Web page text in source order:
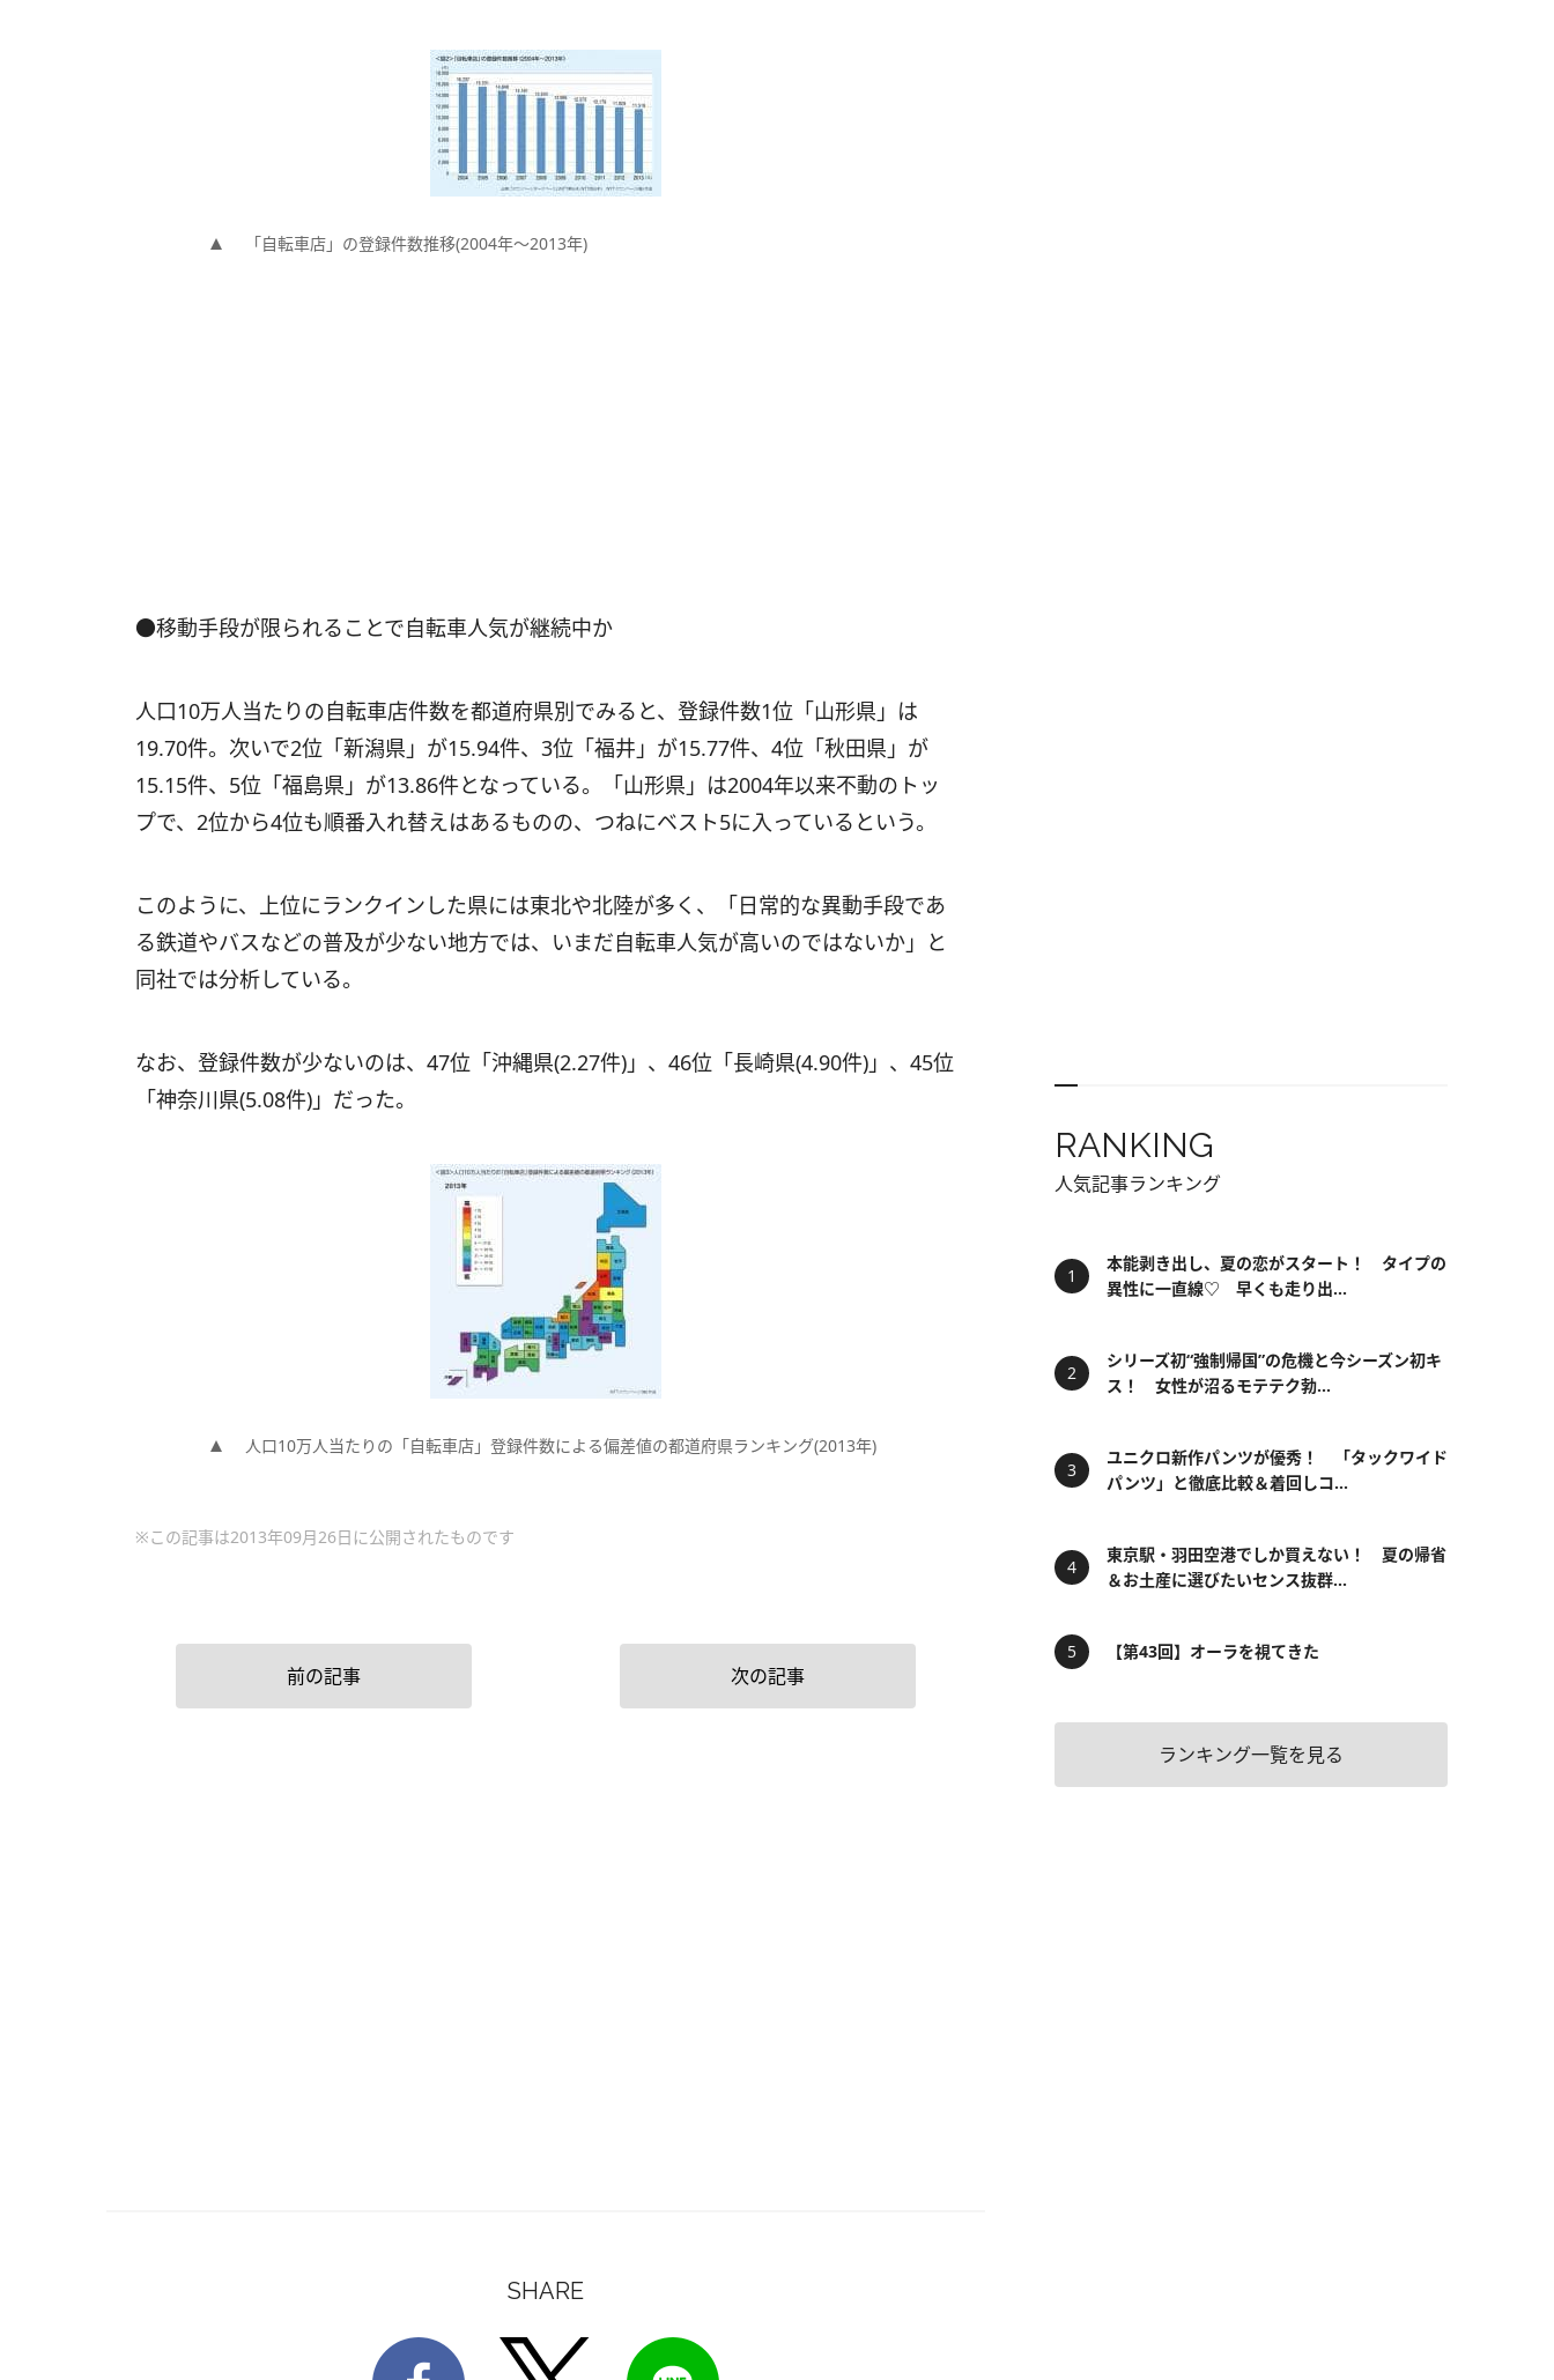
「自転車店」の登録件数推移(2004年～2013年)
●移動手段が限られることで自転車人気が継続中か
人口10万人当たりの自転車店件数を都道府県別でみると、登録件数1位「山形県」は
19.70件。次いで2位「新潟県」が15.94件、3位「福井」が15.77件、4位「秋田県」が
15.15件、5位「福島県」が13.86件となっている。「山形県」は2004年以来不動のトッ
プで、2位から4位も順番入れ替えはあるものの、つねにベスト5に入っているという。
このように、上位にランクインした県には東北や北陸が多く、「日常的な異動手段であ
る鉄道やバスなどの普及が少ない地方では、いまだ自転車人気が高いのではないか」と
同社では分析している。
なお、登録件数が少ないのは、47位「沖縄県(2.27件)」、46位「長崎県(4.90件)」、45位
「神奈川県(5.08件)」だった。
人口10万人当たりの「自転車店」登録件数による偏差値の都道府県ランキング(2013年)
※この記事は2013年09月26日に公開されたものです
前の記事 次の記事
SHARE
RANKING
人気記事ランキング
本能剥き出し、夏の恋がスタート！ タイプの
異性に一直線♡ 早くも走り出...
シリーズ初“強制帰国”の危機と今シーズン初キ
ス！ 女性が沼るモテテク勃...
ユニクロ新作パンツが優秀！ 「タックワイド
パンツ」と徹底比較＆着回しコ...
東京駅・羽田空港でしか買えない！ 夏の帰省
＆お土産に選びたいセンス抜群...
【第43回】オーラを視てきた
ランキング一覧を見る